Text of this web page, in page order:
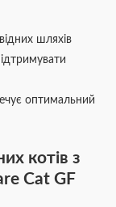
шляхів
оптимальний
котів з
Cat GF